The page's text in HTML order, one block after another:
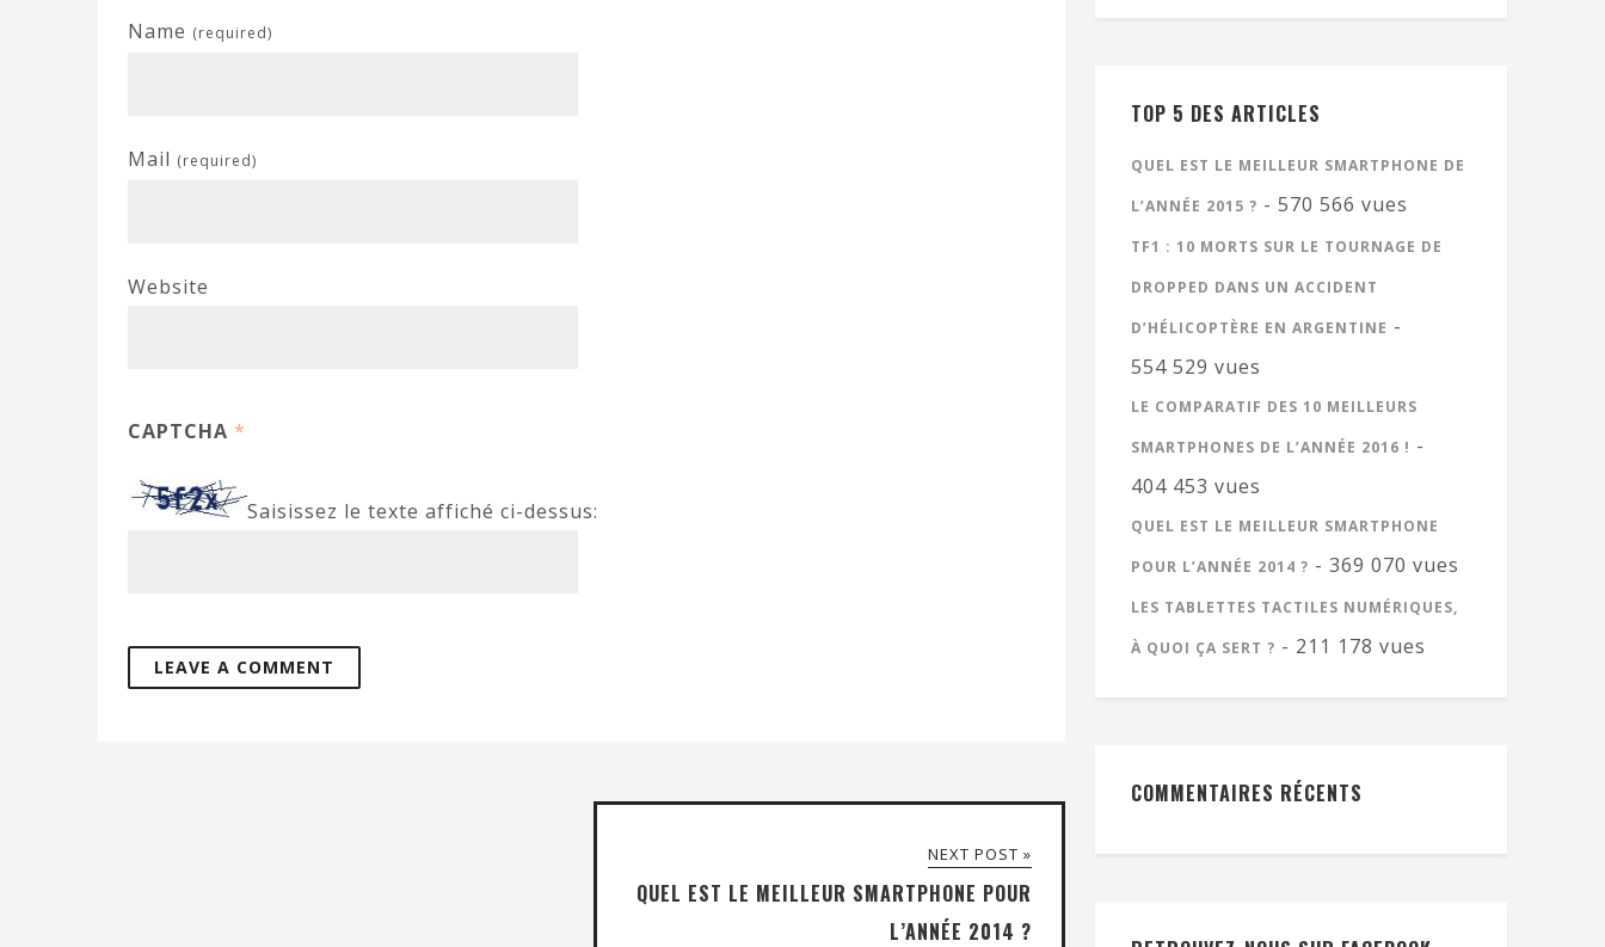
Name (required)
Mail (required)
Website
CAPTCHA *
Saisissez le texte affiché ci-dessus:
NEXT POST »
QUEL EST LE MEILLEUR SMARTPHONE POUR
L’ANNÉE 2014 ?
TOP 5 DES ARTICLES
QUEL EST LE MEILLEUR SMARTPHONE DE
L’ANNÉE 2015 ? - 570 566 vues
TF1 : 10 MORTS SUR LE TOURNAGE DE
DROPPED DANS UN ACCIDENT
D’HÉLICOPTÈRE EN ARGENTINE -
554 529 vues
LE COMPARATIF DES 10 MEILLEURS
SMARTPHONES DE L’ANNÉE 2016 ! -
404 453 vues
QUEL EST LE MEILLEUR SMARTPHONE
POUR L’ANNÉE 2014 ? - 369 070 vues
LES TABLETTES TACTILES NUMÉRIQUES,
À QUOI ÇA SERT ? - 211 178 vues
COMMENTAIRES RÉCENTS